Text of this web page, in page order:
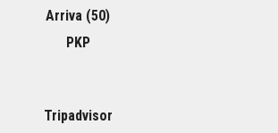
Arriva (50)
PKP
Tripadvisor